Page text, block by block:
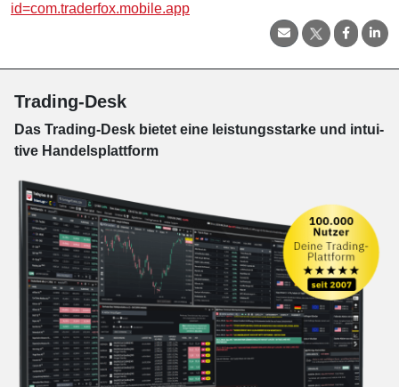
id=com.traderfox.mobile.app
Trading-Desk
Das Trading-Desk bie­tet eine leis­tungs­star­ke und in­tui­
tive Han­dels­platt­form